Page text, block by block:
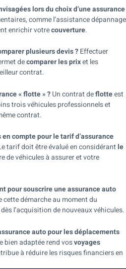
lors du choix d’une assurance
comme l’assistance dépannage
enrichir votrecouverture.
plusieurs devis ?Effectuer
decomparer les prixet les
contrat.
« flotte » ?Un contrat deflotteest
trois véhicules professionnels et
contrat.
compte pour le tarif d’assurance
tarif doit être évalué en considérantle
de véhicules à assurer et votre
pour souscrire une assurance auto
cette démarche au moment du
l’acquisition de nouveaux véhicules.
auto pour les déplacements
bien adaptée rend vosvoyages
à réduire les risques financiers en